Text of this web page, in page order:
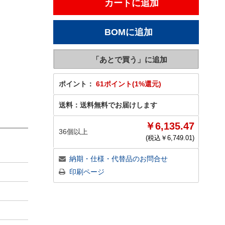
ポイント： 61ポイント(1%還元)
送料： 送料無料でお届けします
36個以上 ￥6,135.47
(税込￥ 6,749.01)
納期・仕様・代替品のお問合せ
印刷ページ